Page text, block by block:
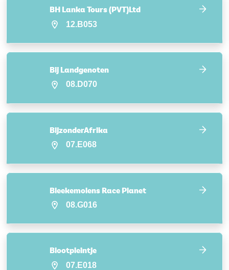
BH Lanka Tours (PVT)Ltd
12.B053
Bij Landgenoten
08.D070
BijzonderAfrika
07.E068
Bleekemolens Race Planet
08.G016
Blootpleintje
07.E018